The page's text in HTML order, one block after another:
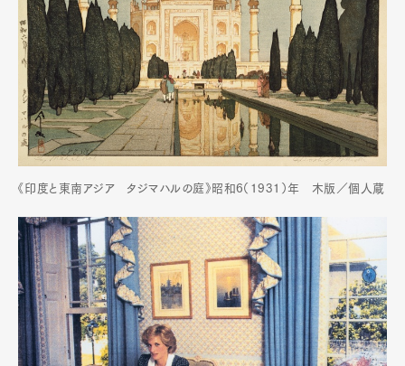
《印度と東南アジア タジマハルの庭》昭和6（1931）年 木版／個人蔵